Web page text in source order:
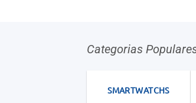
Categorias
SMARTWATCHS